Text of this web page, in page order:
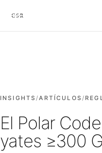
Cursorio
Cursorio Manager
Herramientas
INSIGHTS/ARTÍCULOS /
El Polar
yates ≥300